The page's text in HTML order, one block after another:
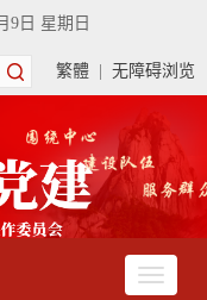
9日 星期日
繁體 无障碍浏览